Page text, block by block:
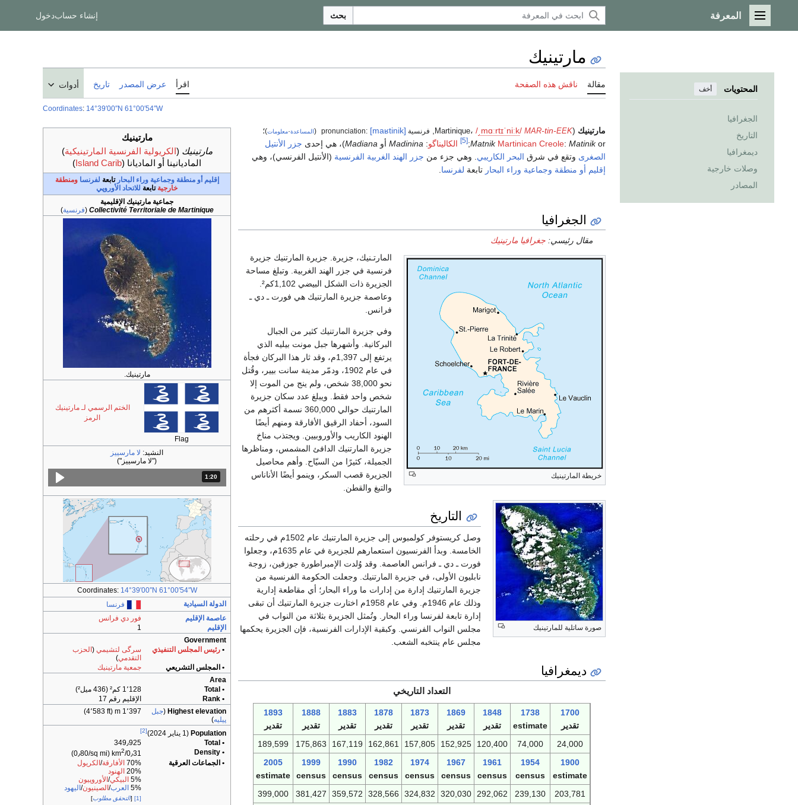
القائمة الرئيسية
المعرفة بحث إنشاء حسابدخول
المحتويات أخف
الجغرافيا
التاريخ
ديمغرافيا
وصلات خارجية
المصادر
مارتينيك
مقالة ناقش هذه الصفحة اقرأ عرض المصدر تاريخ أدوات
Coordinates: 14°39′00″N 61°00′54″W
مارتينيك
مارتينيك (الكريولية الفرنسية المارتينيكية)
الماديانينا أو الماديانا (
Island Carib
)
إقليم أو منطقة وجماعية وراء البحار تابعة لفرنسا ومنطقة
خارجية تابعة للاتحاد الأوروپي
جماعية مارتينيك الإقليمية
Collectivité Territoriale de Martinique
(فرنسية)
مارتينيك.
Flag
الختم الرسمي لـ مارتينيك
الرمز
النشيد: لا مارسييز
("لا مارسييز")
المدة: دقائق و 20 ثواني.
1:20
Coordinates: 14°39′00″N 61°00′54″W
الدولة السيادية
فرنسا
عاصمة الإقليم
فور دي فرانس
الإقليم
1
Government
•رئيس المجلس التنفيذي سرگى لتشيمي ( الحزب
التقدمي)
• المجلس التشريعي
جمعية مارتينيك
Area
• Total
1٬128 كم² (436 ميل²)
• Rank
الإقليم رقم 17
Highest elevation
(جبل
پيليه)
1٬397 m (4٬583 ft)
Population (1 يناير 2024) [2]
• Total
349٫925
• Density
0٫31/km 2
(0٫80/sq mi)
• الجماعات العرقية
70% الأفارقة/ الكريول
20% الهنود
5% البيكي/ الأوروپيون
5% العرب/ الصينيون/ اليهود
[1]
[التحقق مطلوب]
مارتينيك (
Martinique، / mɑːrtɪˈniːk/ MAR-tin-EEK فرنسية pronunciation: [maʁtinik]
(المساعدة·معلومات)؛
Martinican Creole: Matinikor
Matnik
;
[5] الكاليناگو:
Madinina أو Madiana)، هي إحدى جزر الأنتيل
الصغرى وتقع في شرق البحر الكاريبي . وهي جزء من جزر الهند الغربية الفرنسية (الأنتيل الفرنسي)، وهي
إقليم أو منطقة وجماعية وراء البحار تابعة لفرنسا
الجغرافيا
مقال رئيسي:جغرافيا مارتينيك
خريطة المارتينيك
صورة ساتلية للمارتينيك
المارتـنيك، جزيرة. جزيرة المارتنيك جزيرة
فرنسية في جزر الهند الغربية. وتبلغ مساحة
الجزيرة ذات الشكل البيضي 1,102كم².
وعاصمة جزيرة المارتنيك هي فورت ـ دي ـ
فرانس.
وفي جزيرة المارتنيك كثير من الجبال
البركانية. وأشهرها جبل مونت بيليه الذي
يرتفع إلى 1,397م، وقد ثار هذا البركان فجأة
في عام 1902، ودمّر مدينة سانت بيير، وقُتل
نحو 38,000 شخص، ولم ينج من الموت إلا
شخص واحد فقط. ويبلغ عدد سكان جزيرة
المارتنيك حوالي 360,000 نسمة أكثرهم من
السود، أحفاد الرقيق الأفارقة ومنهم أيضًا
الهنود الكاريب والأوروبيين. ويجتذب مناخ
جزيرة المارتنيك الدافئ المشمس، ومناظرها
الجميلة، كثيرًا من السيّاح. وأهم محاصيل
الجزيرة قصب السكر، وينمو أيضًا الأناناس
والتبغ والقطن.
التاريخ
وصل كريستوفر كولمبوس إلى جزيرة المارتنيك عام 1502م في رحلته
الخامسة. وبدأ الفرنسيون استعمارهم للجزيرة في عام 1635م، وجعلوا
فورت ـ دي ـ فرانس العاصمة. وقد وُلدت الإمبراطورة جوزفين، زوجة
نابليون الأولى، في جزيرة المارتنيك. وجعلت الحكومة الفرنسية من
جزيرة المارتنيك إدارة من إدارات ما وراء البحار؛ أي مقاطعة إدارية
وذلك عام 1946م. وفي عام 1958م اختارت جزيرة المارتنيك أن تبقى
إدارة تابعة لفرنسا وراء البحار. وتُمثل الجزيرة بثلاثة من النواب في
مجلس النواب الفرنسي. وكبقية الإدارات الفرنسية، فإن الجزيرة يحكمها
مجلس عام ينتخبه الشعب.
ديمغرافيا
التعداد التاريخي
1700
تقدير
1738
estimate
1848
تقدير
1869
تقدير
1873
تقدير
1878
تقدير
1883
تقدير
1888
تقدير
1893
تقدير
24,000
74,000
120,400
152,925
157,805
162,861
167,119
175,863
189,599
1900
estimate
1954
census
1961
census
1967
census
1974
census
1982
census
1990
census
1999
census
2005
estimate
203,781
239,130
292,062
320,030
324,832
328,566
359,572
381,427
399,000